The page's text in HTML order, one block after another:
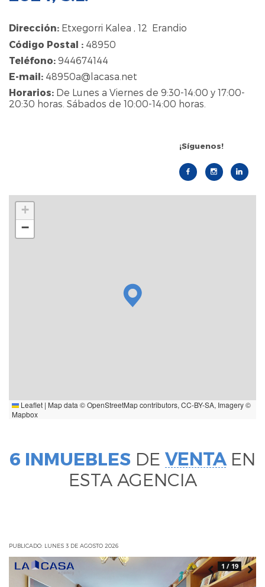
Dirección: Etxegorri Kalea , 12 Erandio
Código Postal : 48950
Teléfono: 944674144
E-mail: 48950a@lacasa.net
Horarios: De Lunes a Viernes de 9:30-14:00 y 17:00-
20:30 horas. Sábados de 10:00-14:00 horas.
¡Síguenos!
+
−
Leaflet | Map data ©OpenStreetMapcontributors, CC-BY-SA, Imagery ©
Mapbox
6 INMUEBLES DE VENTAEN
ESTA AGENCIA
PUBLICADO: LUNES 3 DE AGOSTO 2026
1 / 19